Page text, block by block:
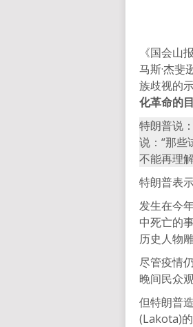
《国会山
马斯·杰斐
族歧视的
化革命的
特朗普说
说：“那些
不能再理
特朗普表
发生在今
中死亡的
历史人物
尽管疫情
晚间民众
但特朗普
(Lakota)